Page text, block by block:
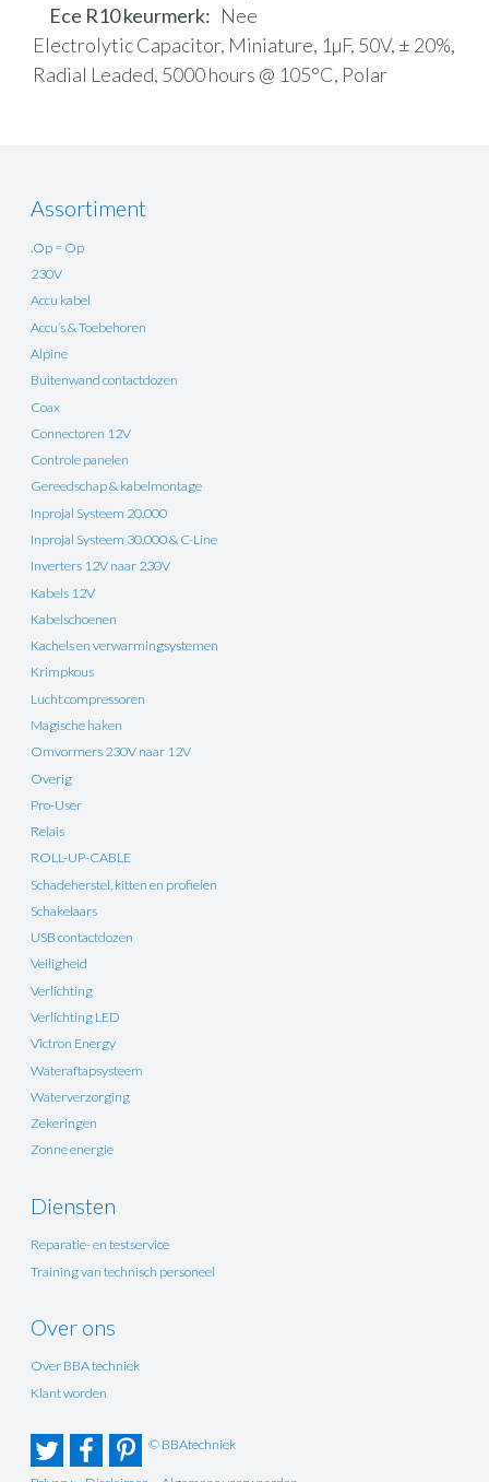
Ece R10 keurmerk
Nee
Electrolytic Capacitor, Miniature, 1µF, 50V, ± 20%,
Radial Leaded, 5000 hours @ 105°C, Polar
Assortiment
.Op = Op
230V
Accu kabel
Accu’s & Toebehoren
Alpine
Buitenwand contactdozen
Coax
Connectoren 12V
Controle panelen
Gereedschap & kabelmontage
Inprojal Systeem 20.000
Inprojal Systeem 30.000 & C-Line
Inverters 12V naar 230V
Kabels 12V
Kabelschoenen
Kachels en verwarmingsystemen
Krimpkous
Lucht compressoren
Magische haken
Omvormers 230V naar 12V
Overig
Pro-User
Relais
ROLL-UP-CABLE
Schadeherstel, kitten en profielen
Schakelaars
USB contactdozen
Veiligheid
Verlichting
Verlichting LED
Victron Energy
Wateraftapsysteem
Waterverzorging
Zekeringen
Zonne energie
Diensten
Reparatie- en testservice
Training van technisch personeel
Over ons
Over BBA techniek
Klant worden
© BBAtechniek